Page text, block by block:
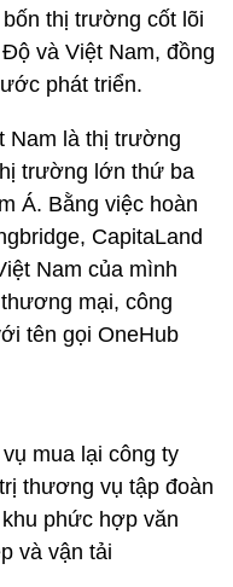
thị trường cốt lõi
và Việt Nam, đồng
phát triển.
Nam là thị trường
trường lớn thứ ba
Á. Bằng việc hoàn
CapitaLand
Nam của mình
mại, công
tên gọi OneHub
mua lại công ty
thương vụ tập đoàn
phức hợp văn
và vận tải